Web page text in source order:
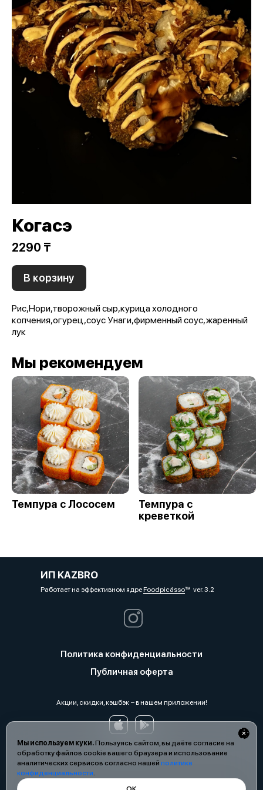
Мы используем куки.Пользуясь сайтом, вы даёте согласие на
обработку файлов cookie вашего браузера и использование
аналитических сервисов согласно нашей политике
конфиденциальности.
Когасэ
2290 ₸
В корзину
Рис,Нори,творожный сыр,курица холодного
копчения,огурец,соус Унаги,фирменный соус,жаренный
лук
Мы рекомендуем
Темпура с Лососем
Темпура с
креветкой
ИП KAZBRO
Работает на эффективном ядреFoodpicássover. 3.2
Политика конфиденциальности
Публичная оферта
Акции, скидки, кэшбэк − в нашем приложении!